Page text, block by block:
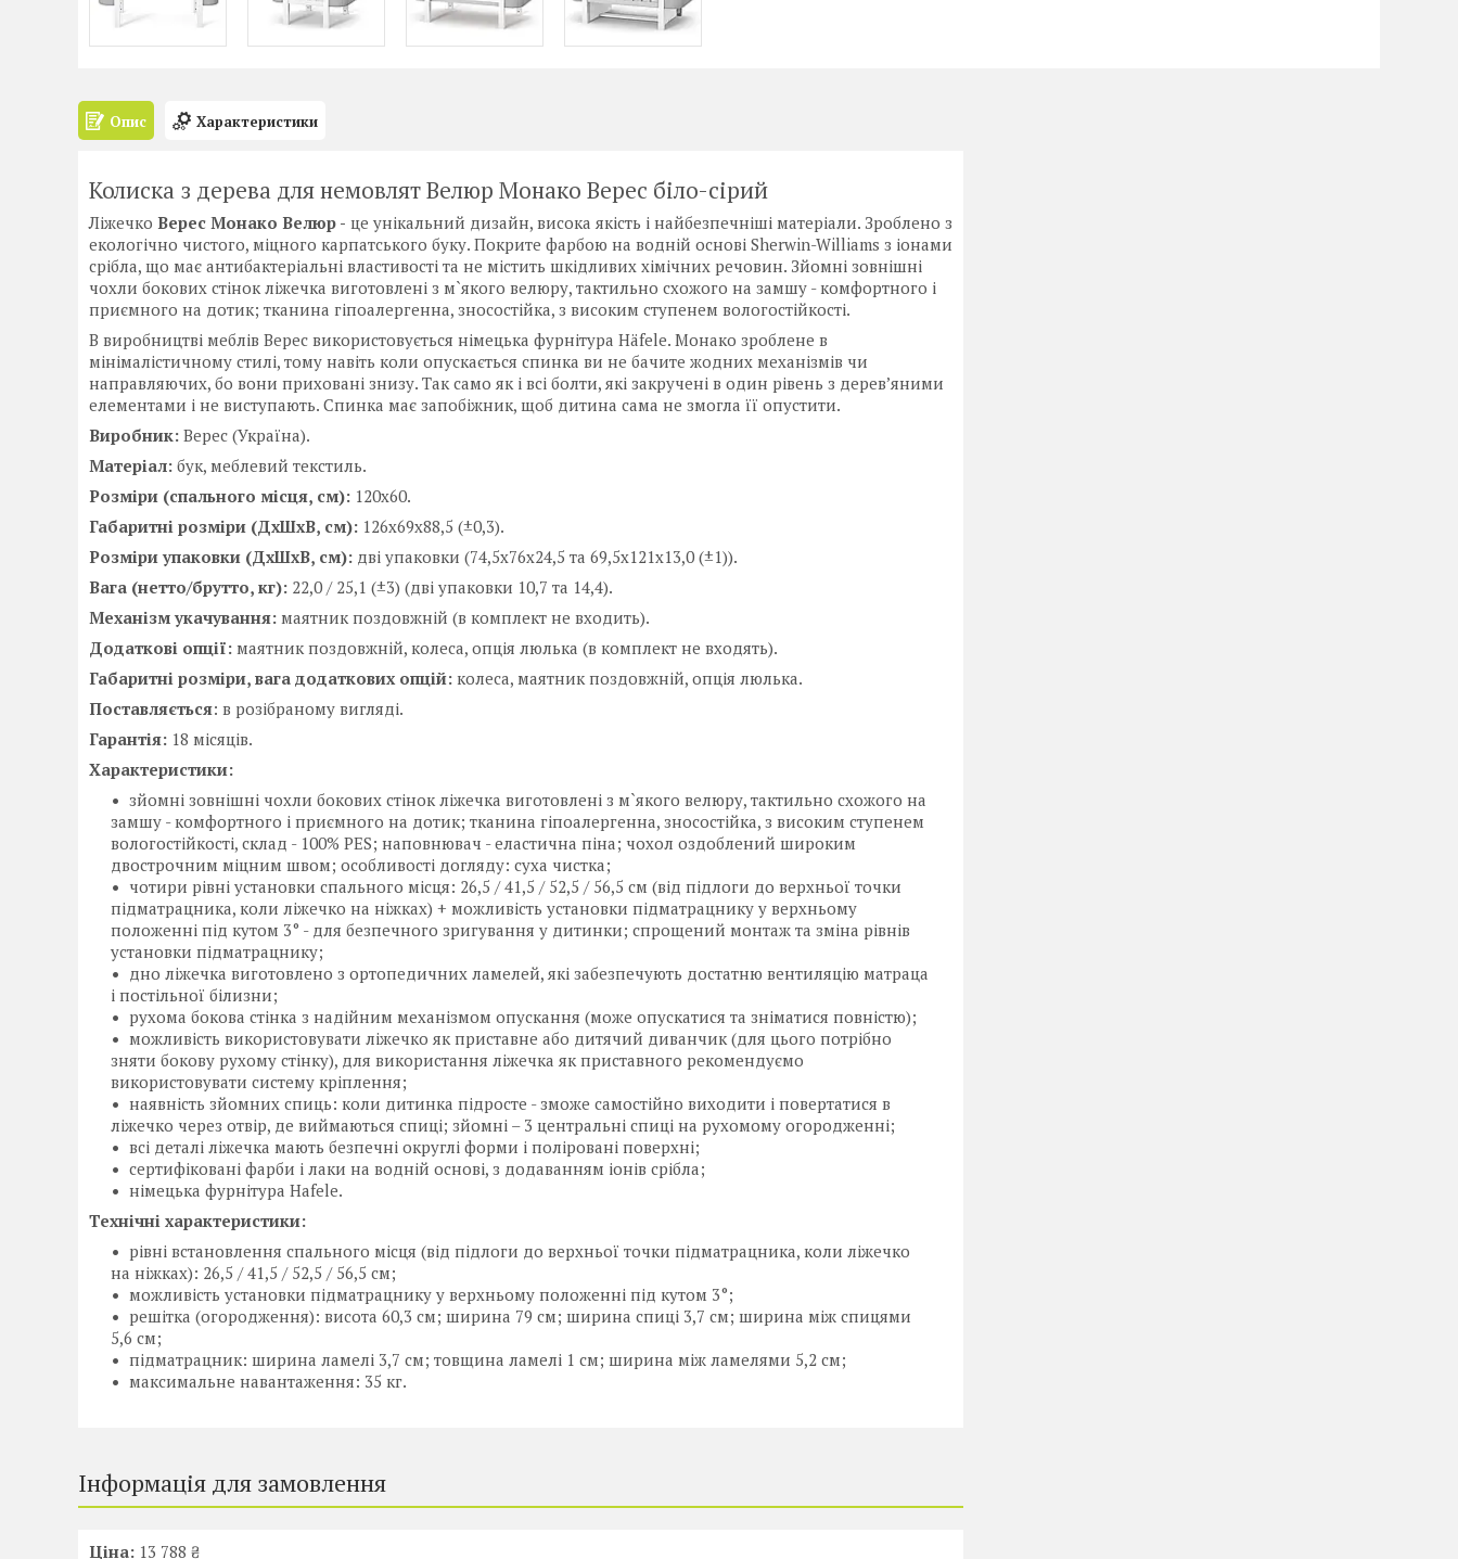
Опис Характеристики
Колиска з дерева для немовлят Велюр Монако Верес біло-сірий
Ліжечко Верес Монако Велюр - це унікальний дизайн, висока якість і найбезпечніші матеріали. Зроблено з
екологічно чистого, міцного карпатського буку. Покрите фарбою на водній основі Sherwin-Williams з іонами
срібла, що має антибактеріальні властивості та не містить шкідливих хімічних речовин. Зйомні зовнішні
чохли бокових стінок ліжечка виготовлені з м`якого велюру, тактильно схожого на замшу - комфортного і
приємного на дотик; тканина гіпоалергенна, зносостійка, з високим ступенем вологостійкості.
В виробництві меблів Верес використовується німецька фурнітура Häfele. Монако зроблене в
мінімалістичному стилі, тому навіть коли опускається спинка ви не бачите жодних механізмів чи
направляючих, бо вони приховані знизу. Так само як і всі болти, які закручені в один рівень з деревʼяними
елементами і не виступають. Спинка має запобіжник, щоб дитина сама не змогла її опустити.
Виробник: Верес (Україна).
Матеріал: бук, меблевий текстиль.
Розміри (спального місця, см): 120х60.
Габаритні розміри (ДхШхВ, см): 126х69х88,5 (±0,3).
Розміри упаковки (ДхШхВ, см): дві упаковки (74,5х76х24,5 та 69,5х121х13,0 (±1)).
Вага (нетто/брутто, кг): 22,0 / 25,1 (±3) (дві упаковки 10,7 та 14,4).
Механізм укачування: маятник поздовжній (в комплект не входить).
Додаткові опції: маятник поздовжній, колеса, опція люлька (в комплект не входять).
Габаритні розміри, вага додаткових опцій: колеса, маятник поздовжній, опція люлька.
Поставляється: в розібраному вигляді.
Гарантія: 18 місяців.
Характеристики:
зйомні зовнішні чохли бокових стінок ліжечка виготовлені з м`якого велюру, тактильно схожого на
замшу - комфортного і приємного на дотик; тканина гіпоалергенна, зносостійка, з високим ступенем
вологостійкості, склад - 100% PES; наповнювач - еластична піна; чохол оздоблений широким
двострочним міцним швом; особливості догляду: суха чистка;
чотири рівні установки спального місця: 26,5 / 41,5 / 52,5 / 56,5 см (від підлоги до верхньої точки
підматрацника, коли ліжечко на ніжках) + можливість установки підматрацнику у верхньому
положенні під кутом 3° - для безпечного зригування у дитинки; спрощений монтаж та зміна рівнів
установки підматрацнику;
дно ліжечка виготовлено з ортопедичних ламелей, які забезпечують достатню вентиляцію матраца
і постільної білизни;
рухома бокова стінка з надійним механізмом опускання (може опускатися та зніматися повністю);
можливість використовувати ліжечко як приставне або дитячий диванчик (для цього потрібно
зняти бокову рухому стінку), для використання ліжечка як приставного рекомендуємо
використовувати систему кріплення;
наявність зйомних спиць: коли дитинка підросте - зможе самостійно виходити і повертатися в
ліжечко через отвір, де виймаються спиці; зйомні – 3 центральні спиці на рухомому огородженні;
всі деталі ліжечка мають безпечні округлі форми і поліровані поверхні;
сертифіковані фарби і лаки на водній основі, з додаванням іонів срібла;
німецька фурнітура Hafele.
Технічні характеристики:
рівні встановлення спального місця (від підлоги до верхньої точки підматрацника, коли ліжечко
на ніжках): 26,5 / 41,5 / 52,5 / 56,5 см;
можливість установки підматрацнику у верхньому положенні під кутом 3°;
решітка (огородження): висота 60,3 см; ширина 79 см; ширина спиці 3,7 см; ширина між спицями
5,6 см;
підматрацник: ширина ламелі 3,7 см; товщина ламелі 1 см; ширина між ламелями 5,2 см;
максимальне навантаження: 35 кг.
Інформація для замовлення
Ціна: 13 788 ₴